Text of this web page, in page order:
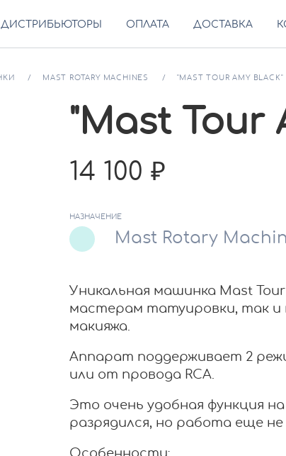
ДИСТРИБЬЮТОРЫ ОПЛАТА ДОСТАВКА
MAST ROTARY MACHINES "MAST TOUR AMY BLACK"
"Mast Tour
14 100
НАЗНАЧЕНИЕ
Mast Rotary
Уникальная машинка Mast
мастерам татуировки, так
макияжа.
Аппарат поддерживает 2
или от провода RCA.
Это очень удобная функция
разрядился, но работа еще не